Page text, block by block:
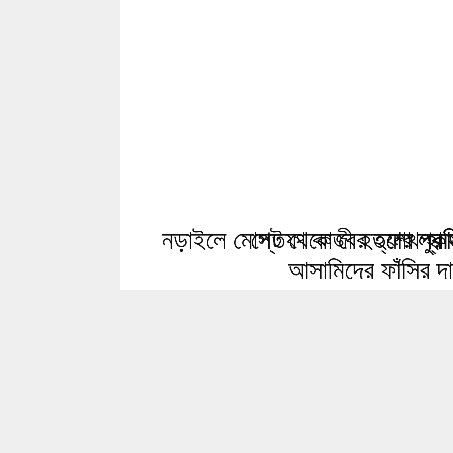
নড়াইলে মোস্তফা কাজী হত্যার
আসামিদের ফাঁসির
পেট থেকে বের হলো
শেখ